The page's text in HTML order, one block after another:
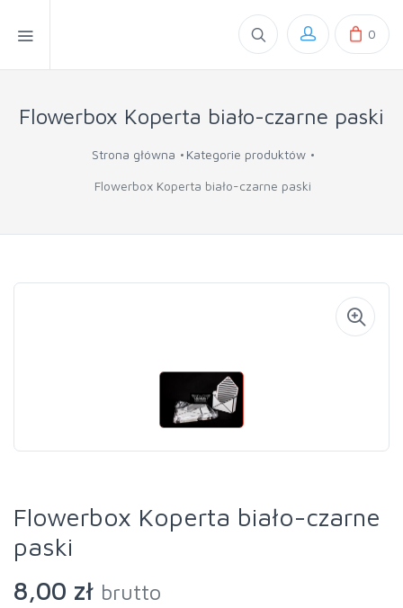
0
Flowerbox Koperta biało-czarne paski
Strona główna Kategorie produktów
Flowerbox Koperta biało-czarne paski
Flowerbox Koperta biało-czarne
paski
8,00 zł brutto